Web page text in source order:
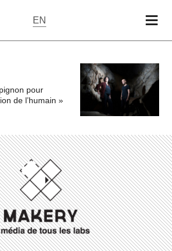
EN
pour
de l’humain »